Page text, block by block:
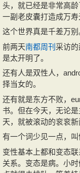
头，就已经是非常高
一副老皮囊打造成万寿
这个世界真是千差万别
前两天南都周刊 采访
是太开明了。
还有人是双性人，
择当女的。
还有就是东方不败，
书。但在今天，无论
天，就被滚动的衮衮新
有一个词少见一点，叫
变性基本上都和变态
关系。变态是病。小